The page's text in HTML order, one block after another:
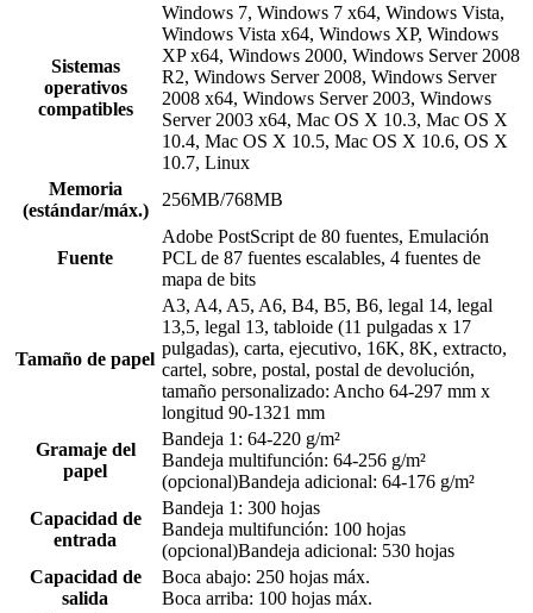
Sistemas
operativos
compatibles
Windows 7, Windows 7 x64, Windows Vista,
Windows Vista x64, Windows XP, Windows
XP x64, Windows 2000, Windows Server 2008
R2, Windows Server 2008, Windows Server
2008 x64, Windows Server 2003, Windows
Server 2003 x64, Mac OS X 10.3, Mac OS X
10.4, Mac OS X 10.5, Mac OS X 10.6, OS X
10.7, Linux
Memoria
(estándar/máx.)
256MB/768MB
Fuente
Adobe PostScript de 80 fuentes, Emulación
PCL de 87 fuentes escalables, 4 fuentes de
mapa de bits
Tamaño de papel
A3, A4, A5, A6, B4, B5, B6, legal 14, legal
13,5, legal 13, tabloide (11 pulgadas x 17
pulgadas), carta, ejecutivo, 16K, 8K, extracto,
cartel, sobre, postal, postal de devolución,
tamaño personalizado: Ancho 64-297 mm x
longitud 90-1321 mm
Gramaje del
papel
Bandeja 1: 64-220 g/m²
Bandeja multifunción: 64-256 g/m²
(opcional)Bandeja adicional: 64-176 g/m²
Capacidad de
entrada
Bandeja 1: 300 hojas
Bandeja multifunción: 100 hojas
(opcional)Bandeja adicional: 530 hojas
Capacidad de
salida
Boca abajo: 250 hojas máx.
Boca arriba: 100 hojas máx.